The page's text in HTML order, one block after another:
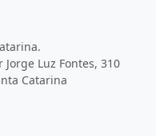
Luz Fontes, 310
Catarina